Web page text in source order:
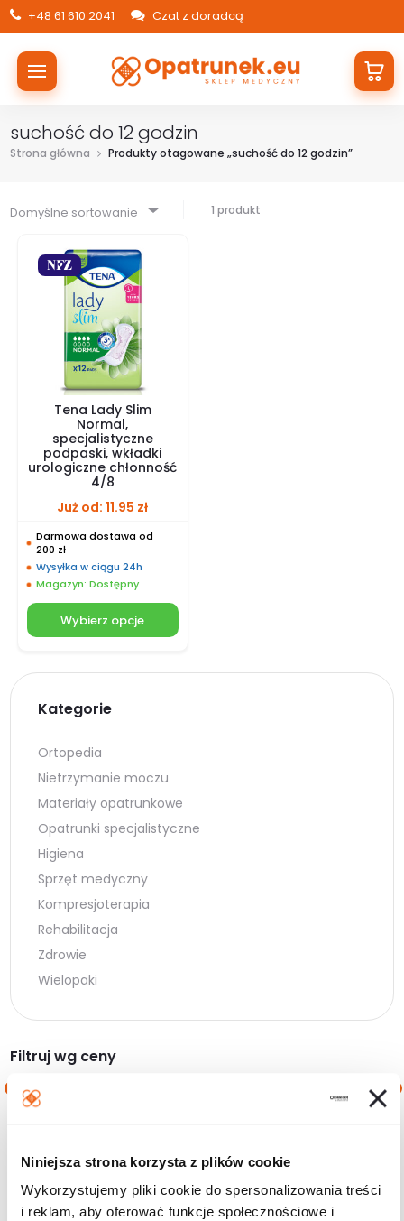
Niniejsza strona korzysta z plików cookie
Wykorzystujemy pliki cookie do spersonalizowania treści
i reklam, aby oferować funkcje społecznościowe i
+48 61 610 2041 Czat z doradcą
suchość do 12 godzin
Strona główna Produkty otagowane „suchość do 12 godzin”
Domyślne sortowanie 1 produkt
Tena Lady Slim
Normal,
specjalistyczne
podpaski, wkładki
urologiczne chłonność
4/8
Już od:11.95 zł
Darmowa dostawa od
200 zł
Wysyłka w ciągu 24h
Magazyn: Dostępny
Wybierz opcje
Kategorie
Ortopedia
Nietrzymanie moczu
Materiały opatrunkowe
Opatrunki specjalistyczne
Higiena
Sprzęt medyczny
Kompresjoterapia
Rehabilitacja
Zdrowie
Wielopaki
Filtruj wg ceny
Filtruj